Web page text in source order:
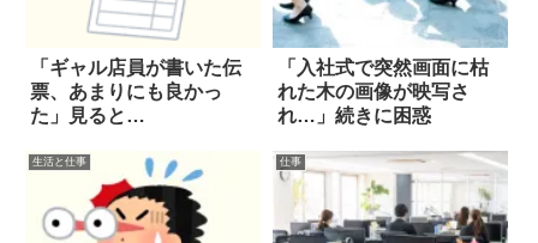
「ギャル店員が書いた伝
票、あまりにも良かっ
た」見ると…
「入社式で突然画面に枯
れた木の画像が映写さ
れ…」続きに困惑
生活と仕事 仕事